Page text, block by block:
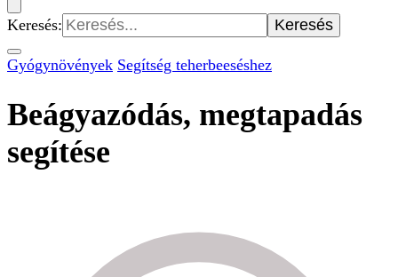
Keresés:
Gyógynövények Segítség teherbeeséshez
Beágyazódás, megtapadás
segítése